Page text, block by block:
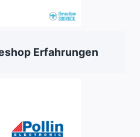
Erfahrungen